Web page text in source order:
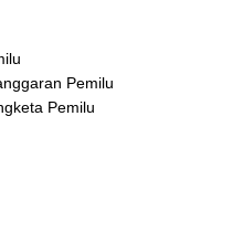
Pemilu
Pemilu